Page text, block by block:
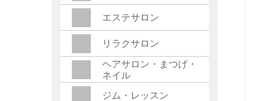
エステサロン
リラクサロン
ヘアサロン・まつげ・
ネイル
ジム・レッスン